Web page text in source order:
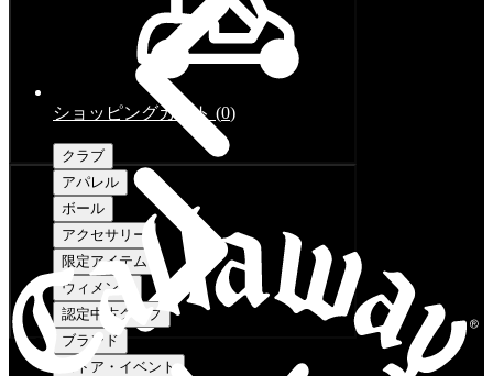
ショッピングカート (0)
クラブ
アパレル
ボール
アクセサリー
限定アイテム
ウィメンズ
認定中古クラブ
ブランド
ストア・イベント